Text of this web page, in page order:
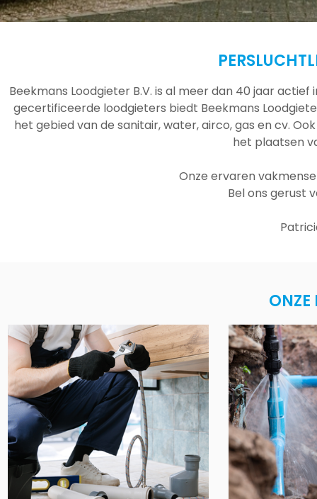
Beekmans Loodgieter B.V. is al meer dan 40 jaar
gecertificeerde loodgieters biedt Beekmans
het gebied van de sanitair, water, airco, gas en cv.
het plaatsen
Onze ervaren
Bel ons gerust
ONZE